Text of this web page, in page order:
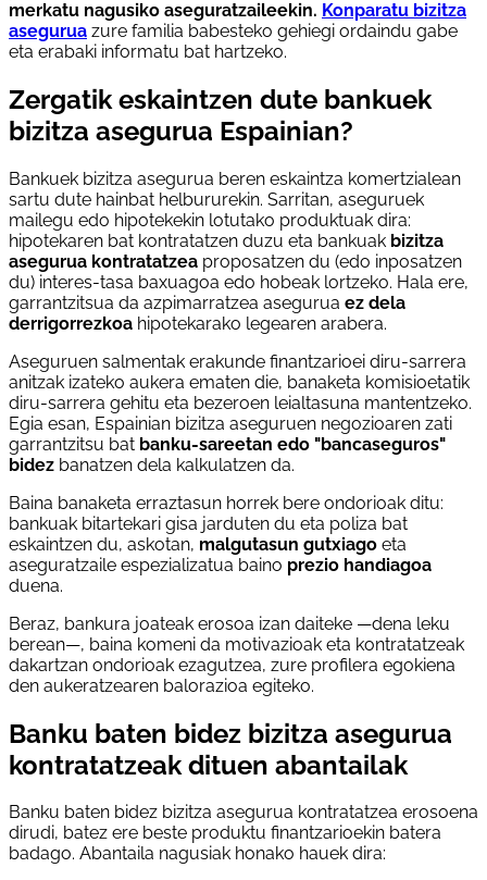
merkatu nagusiko aseguratzaileekin. Konparatu bizitza
asegurua zure familia babesteko gehiegi ordaindu gabe
eta erabaki informatu bat hartzeko.
Zergatik eskaintzen dute bankuek
bizitza asegurua Espainian?
Bankuek bizitza asegurua beren eskaintza komertzialean
sartu dute hainbat helbururekin. Sarritan, aseguruek
mailegu edo hipotekekin lotutako produktuak dira:
hipotekaren bat kontratatzen duzu eta bankuak bizitza
asegurua kontratatzea proposatzen du (edo inposatzen
du) interes-tasa baxuagoa edo hobeak lortzeko. Hala ere,
garrantzitsua da azpimarratzea asegurua ez dela
derrigorrezkoa hipotekarako legearen arabera.
Aseguruen salmentak erakunde finantzarioei diru-sarrera
anitzak izateko aukera ematen die, banaketa komisioetatik
diru-sarrera gehitu eta bezeroen leialtasuna mantentzeko.
Egia esan, Espainian bizitza aseguruen negozioaren zati
garrantzitsu bat banku-sareetan edo "bancaseguros"
bidez banatzen dela kalkulatzen da.
Baina banaketa erraztasun horrek bere ondorioak ditu:
bankuak bitartekari gisa jarduten du eta poliza bat
eskaintzen du, askotan, malgutasun gutxiago eta
aseguratzaile espezializatua baino prezio handiagoa
duena.
Beraz, bankura joateak erosoa izan daiteke —dena leku
berean—, baina komeni da motivazioak eta kontratatzeak
dakartzan ondorioak ezagutzea, zure profilera egokiena
den aukeratzearen balorazioa egiteko.
Banku baten bidez bizitza asegurua
kontratatzeak dituen abantailak
Banku baten bidez bizitza asegurua kontratatzea erosoena
dirudi, batez ere beste produktu finantzarioekin batera
badago. Abantaila nagusiak honako hauek dira: